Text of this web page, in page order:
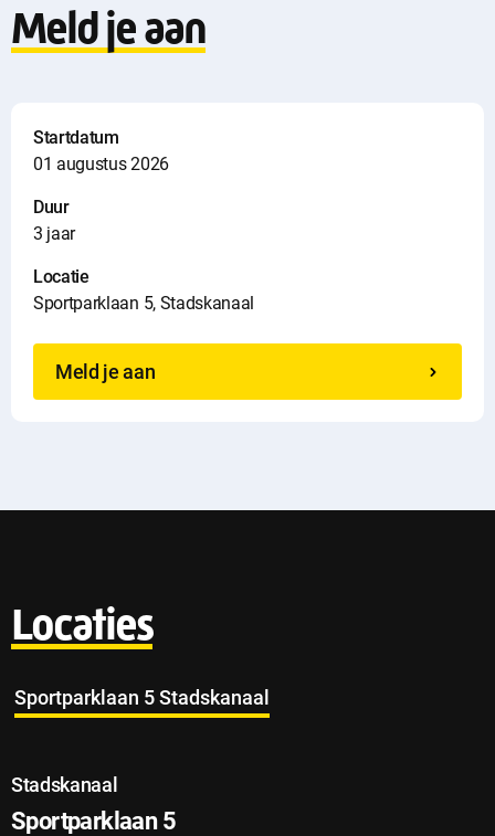
Meld je aan
Startdatum
01 augustus 2026
Duur
3 jaar
Locatie
Sportparklaan 5, Stadskanaal
Meld je aan
Locaties
Sportparklaan 5 Stadskanaal
Sportparklaan 5
Stadskanaal